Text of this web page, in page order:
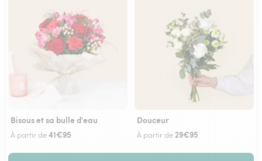
Bisous et sa bulle d'eau
À partir de41€95
Douceur
À partir de29€95